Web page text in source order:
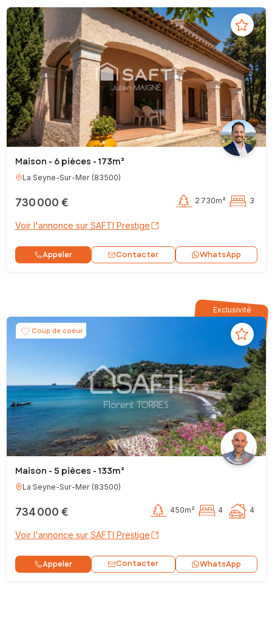
Maison - 6 pièces - 173m²
La Seyne-Sur-Mer(83500)
730 000 € 2 730m² 3
Voir l'annonce sur SAFTI Prestige
Appeler Contacter WhatsApp
Exclusivité
Coup de coeur
Maison - 5 pièces - 133m²
La Seyne-Sur-Mer(83500)
734 000 € 450m² 4 4
Voir l'annonce sur SAFTI Prestige
Appeler Contacter WhatsApp